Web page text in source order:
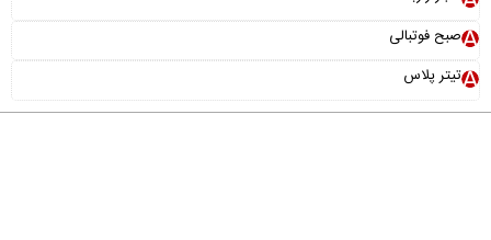
صبح فوتبالی
تیتر پلاس